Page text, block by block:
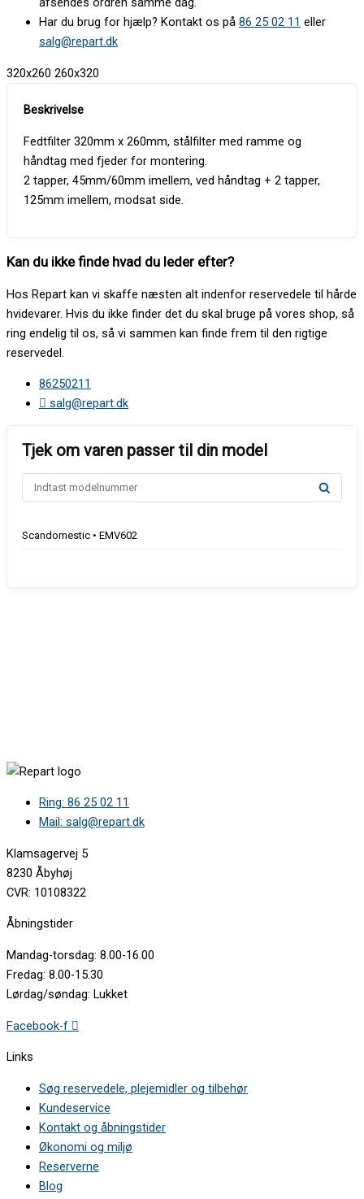
Har du brug for hjælp? Kontakt os på 86 25 02 11 eller
salg@repart.dk
320x260 260x320
Fedtfilter 320mm x 260mm, stålfilter med ramme og
håndtag med fjeder for montering.
2 tapper, 45mm/60mm imellem, ved håndtag + 2 tapper,
125mm imellem, modsat side.
Kan du ikke finde hvad du leder efter?
Hos Repart kan vi skaffe næsten alt indenfor reservedele til hårde
hvidevarer. Hvis du ikke finder det du skal bruge på vores shop, så
ring endelig til os, så vi sammen kan finde frem til den rigtige
reservedel.
86250211
salg@repart.dk
Scandomestic • EMV602
Ring: 86 25 02 11
Mail: salg@repart.dk
Klamsagervej 5
8230 Åbyhøj
CVR: 10108322
Åbningstider
Mandag-torsdag: 8.00-16.00
Fredag: 8.00-15.30
Lørdag/søndag: Lukket
Facebook-f
Links
Søg reservedele, plejemidler og tilbehør
Kundeservice
Kontakt og åbningstider
Økonomi og miljø
Reserverne
Blog